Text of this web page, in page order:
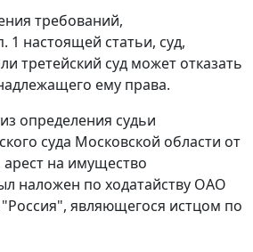
требований,
1 настоящей статьи, суд,
третейский суд может отказать
ему права.
определения судьи
суда Московской области от
арест на имущество
наложен по ходатайству ОАО
являющегося истцом по